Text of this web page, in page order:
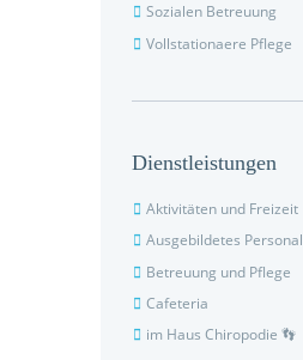
Sozialen Betreuung
Vollstationaere Pflege
Dienstleistungen
Aktivitäten und Freizeit
Ausgebildetes Personal
Betreuung und Pflege
Cafeteria
im Haus Chiropodie 👣